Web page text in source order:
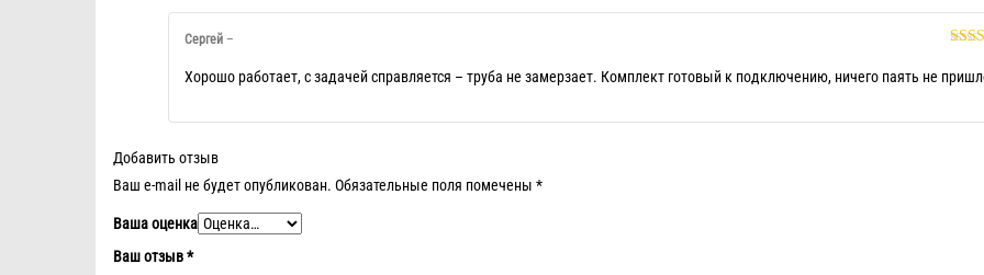
5
Сергей –
Хорошо работает, с задачей справляется – труба не замерзает. Комплект готовый к подключению, ничего паять не
Добавить отзыв
Ваш e-mail не будет опубликован. Обязательные поля помечены *
Ваша оценка
Ваш отзыв*